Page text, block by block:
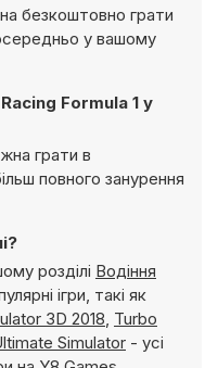
безкоштовно грати
у вашому
Formula 1 у
грати в
повного занурення
розділі Водіння
ігри, такі як
3D 2018, Turbo
Simulator - усі